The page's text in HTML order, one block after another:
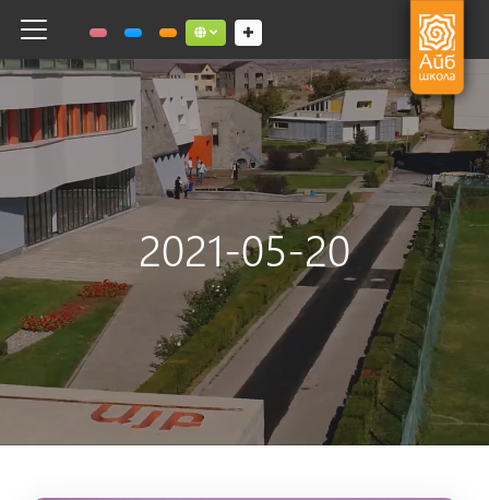
Toggle navigation Social links dropdown button
2021-05-20